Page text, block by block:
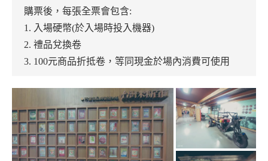
購票後，每張全票會包含:
1. 入場硬幣(於入場時投入機器)
2. 禮品兌換卷
3. 100元商品折抵卷，等同現金於場內消費可使用